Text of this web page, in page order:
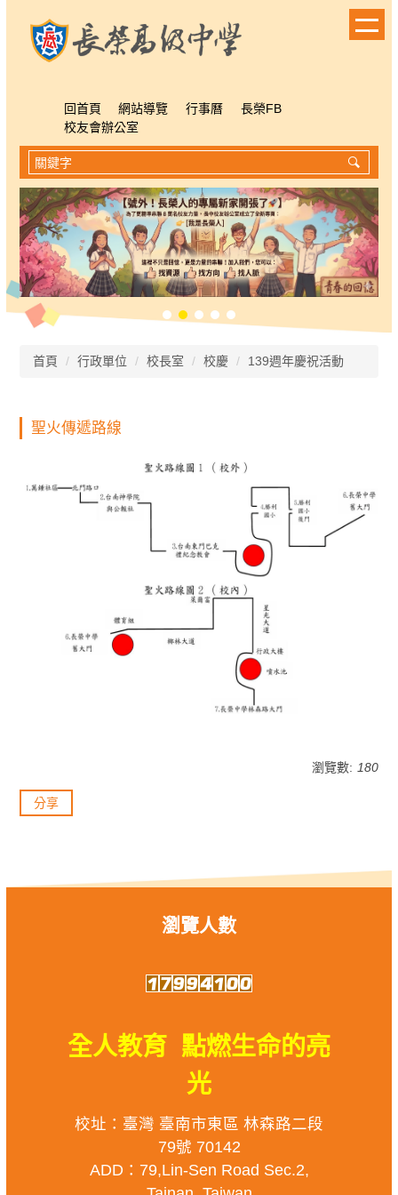
回首頁 網站導覽 行事曆
長榮FB
校友會辦公室
首頁 行政單位 校長室 校慶 139週年慶祝活動
聖火傳遞路線
瀏覽數: 180
分享
瀏覽人數
全人教育 點燃生命的亮
光
校址：臺灣 臺南市東區 林森路二段
79號 70142
ADD：79,Lin-Sen Road Sec.2,